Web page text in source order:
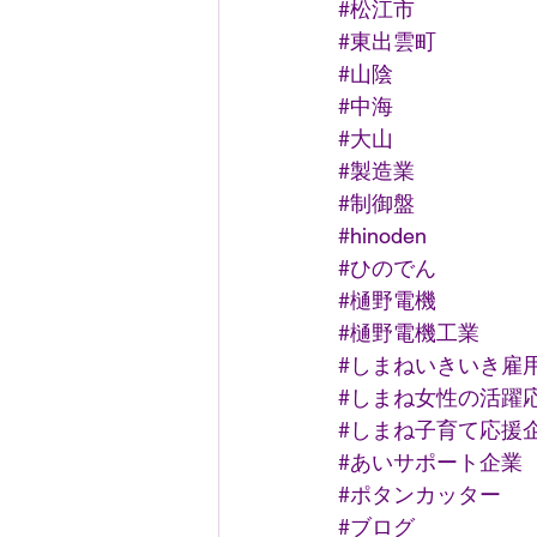
#松江市
#東出雲町
#山陰
#中海
#大山
#製造業
#制御盤
#hinoden
#ひのでん
#樋野電機
#樋野電機工業
#しまねいきいき雇
#しまね女性の活躍
#しまね子育て応援
#あいサポート企業
#ポタンカッター
#ブログ